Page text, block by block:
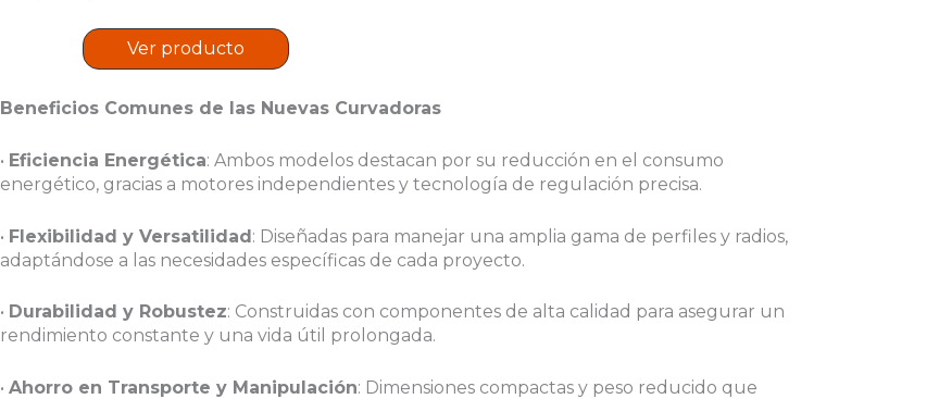
Ver producto
Beneficios Comunes de las Nuevas Curvadoras
• Eficiencia Energética: Ambos modelos destacan por su reducción en el consumo
energético, gracias a motores independientes y tecnología de regulación precisa.
• Flexibilidad y Versatilidad: Diseñadas para manejar una amplia gama de perfiles y radios,
adaptándose a las necesidades específicas de cada proyecto.
• Durabilidad y Robustez: Construidas con componentes de alta calidad para asegurar un
rendimiento constante y una vida útil prolongada.
• Ahorro en Transporte y Manipulación: Dimensiones compactas y peso reducido que